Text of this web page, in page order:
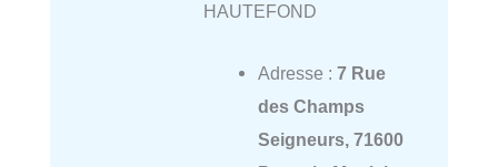
HAUTEFOND
Adresse : 7 Rue
des Champs
Seigneurs, 71600